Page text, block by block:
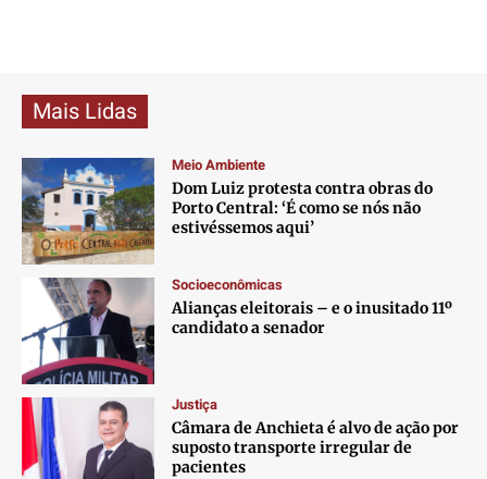
Mais Lidas
Meio Ambiente
Dom Luiz protesta contra obras do
Porto Central: ‘É como se nós não
estivéssemos aqui’
Socioeconômicas
Alianças eleitorais – e o inusitado 11º
candidato a senador
Justiça
Câmara de Anchieta é alvo de ação por
suposto transporte irregular de
pacientes